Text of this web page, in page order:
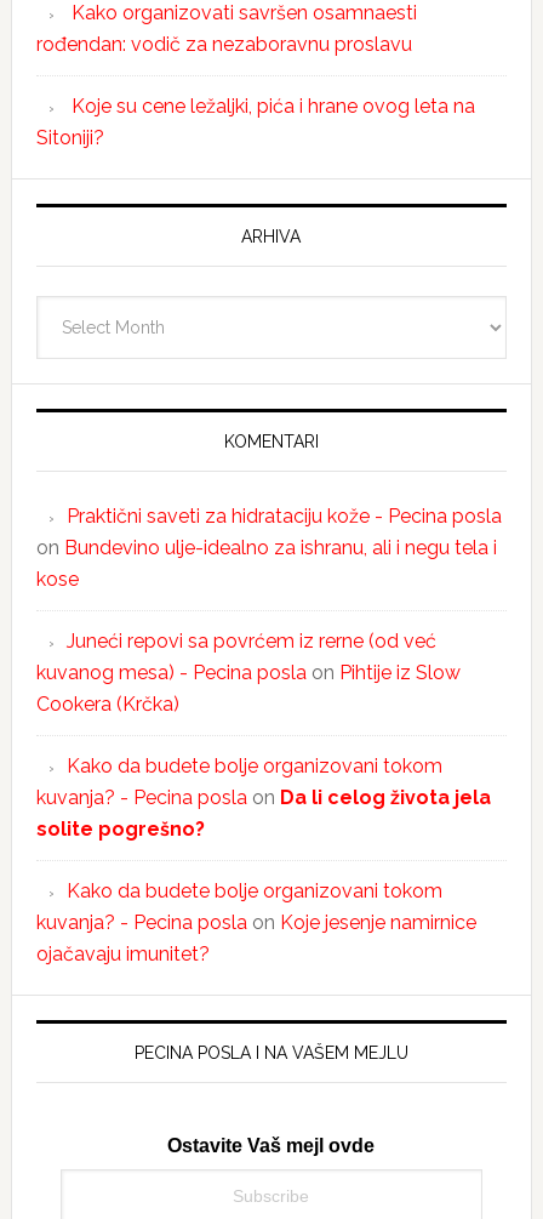
Kako organizovati savršen osamnaesti
rođendan: vodič za nezaboravnu proslavu
Koje su cene ležaljki, pića i hrane ovog leta na
Sitoniji?
ARHIVA
KOMENTARI
Praktični saveti za hidrataciju kože - Pecina posla
on Bundevino ulje-idealno za ishranu, ali i negu tela i
kose
Juneći repovi sa povrćem iz rerne (od već
kuvanog mesa) - Pecina poslaon Pihtije iz Slow
Cookera (Krčka)
Kako da budete bolje organizovani tokom
kuvanja? - Pecina poslaon Da li celog života jela
solite pogrešno?
Kako da budete bolje organizovani tokom
kuvanja? - Pecina poslaon Koje jesenje namirnice
ojačavaju imunitet?
PECINA POSLA I NA VAŠEM MEJLU
Ostavite Vaš mejl ovde